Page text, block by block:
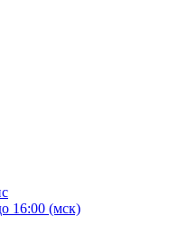
16:00 (мск)